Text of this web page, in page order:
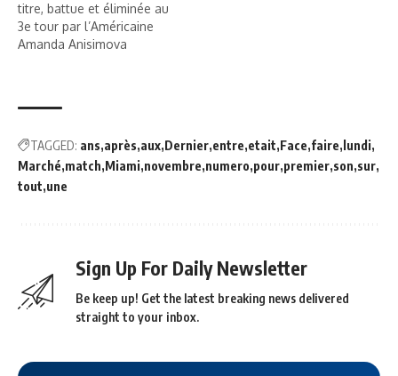
titre, battue et éliminée au
3e tour par l’Américaine
Amanda Anisimova
TAGGED: ans après aux Dernier entre etait Face faire lundi
Marché match Miami novembre numero pour premier son sur
tout une
Sign Up For Daily Newsletter
Be keep up! Get the latest breaking news delivered
straight to your inbox.